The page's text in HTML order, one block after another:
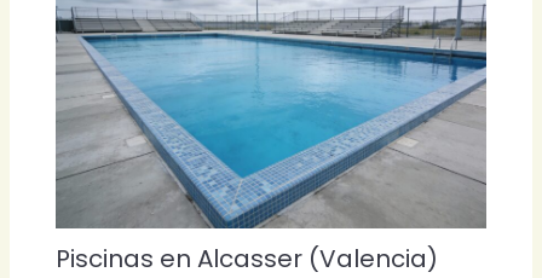
Piscinas en Alcasser (Valencia)